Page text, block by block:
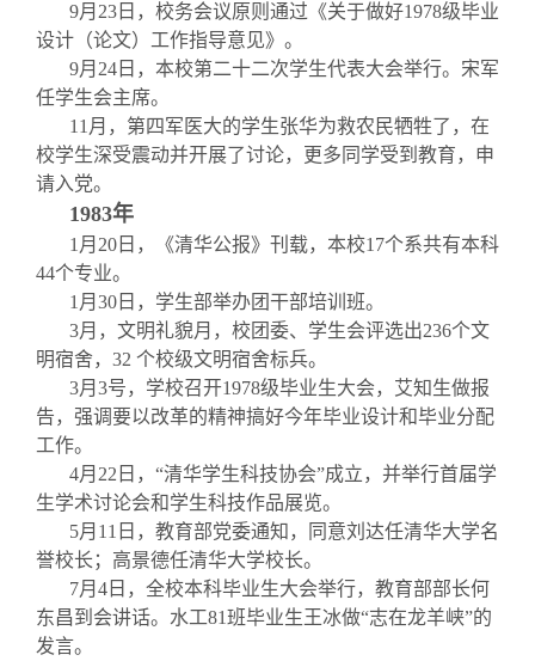
9月 23 日，校务会议原则通过《关于做好1978级毕业
设计（论文）工作指导意见》。
9月 24 日，本校第二十二次学生代表大会举行。宋军
任学生会主席。
11 月 ，第四军医大的学生张华为救农民牺牲了，在
校学生深受震动并开展了讨论，更多同学受到教育，申
请入党。
1983年
1 月 20 日，《清华公报》刊载，本校17个系共有本科
44个专业。
1 月30日 ，学生部举办团干部培训班。
3月 ，文明礼貌月，校团委、学生会评选出236个文
明宿舍， 32 个校级文明宿舍标兵。
3月 3号，学校召开1978级毕业生大会，艾知生做报
告，强调要以改革的精神搞好今年毕业设计和毕业分配
工作。
4月 22 日，“清华学生科技协会”成立，并举行首届学
生学术讨论会和学生科技作品展览。
5月 11 日，教育部党委通知，同意刘达任清华大学名
誉校长；高景德任清华大学校长。
7月 4 日，全校本科毕业生大会举行，教育部部长何
东昌到会讲话。水工81班毕业生王冰做“志在龙羊峡”的
发言。